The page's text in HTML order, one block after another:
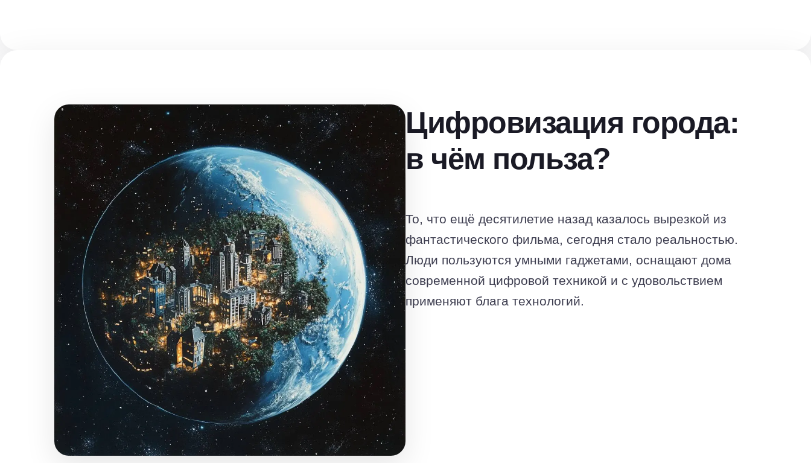
Цифровизация города:
в чём польза?
То, что ещё десятилетие назад казалось вырезкой из
фантастического фильма, сегодня стало реальностью.
Люди пользуются умными гаджетами, оснащают дома
современной цифровой техникой и с удовольствием
применяют блага технологий.